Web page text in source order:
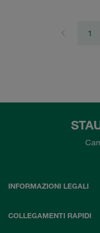
1
INFORMAZIONI LEGALI
COLLEGAMENTI RAPIDI